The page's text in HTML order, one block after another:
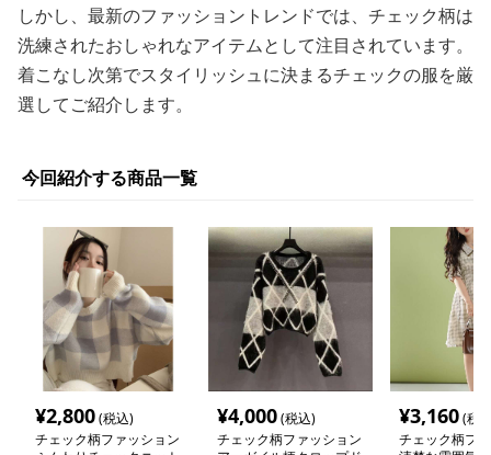
しかし、最新のファッショントレンドでは、チェック柄は
洗練されたおしゃれなアイテムとして注目されています。
着こなし次第でスタイリッシュに決まるチェックの服を厳
選してご紹介します。
今回紹介する商品一覧
¥2,800(税込)
チェック柄ファッション
¥4,000(税込)
チェック柄ファッション
¥3,160(税
チェック柄フ